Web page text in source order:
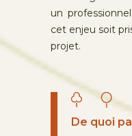
un
cet enjeu soit
projet.
De quoi